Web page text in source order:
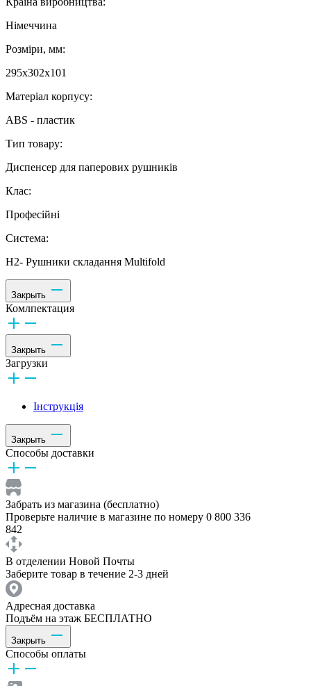
Німеччина
Розміри, мм:
295х302х101
Матеріал корпусу:
ABS - пластик
Тип товару:
Диспенсер для паперових рушників
Клас:
Професійні
Система:
Н2- Рушники складання Multifold
Закрыть
Комлпектация
Закрыть
Загрузки
Інструкція
Закрыть
Способы доставки
Забрать из магазина (бесплатно)
Проверьте наличие в магазине по номеру 0 800 336
842
В отделении Новой Почты
Заберите товар в течение 2-3 дней
Адресная доставка
Подъём на этаж БЕСПЛАТНО
Закрыть
Способы оплаты